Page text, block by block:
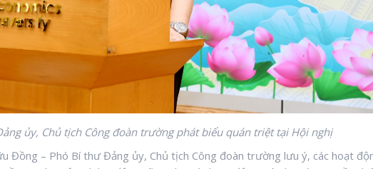
ủy, Chủ tịch Công đoàn trường phát biểu quán triệt tại Hội nghị
Đồng – Phó Bí thư Đảng ủy, Chủ tịch Công đoàn trường lưu ý, các hoạt